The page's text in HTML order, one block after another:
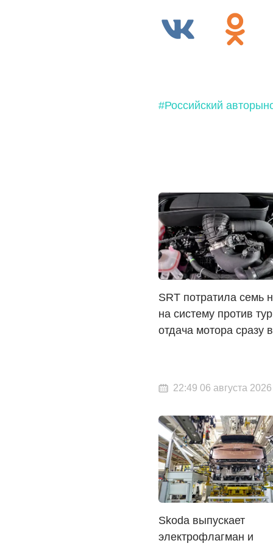
#Российский
SRT потратила семь
на систему против
отдача мотора сразу
22:49 06 августа 2026
Skoda выпускает
электрофлагман и